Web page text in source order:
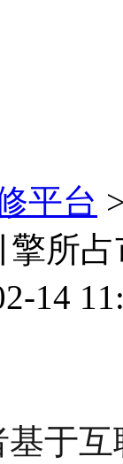
平台
擎所
14
于